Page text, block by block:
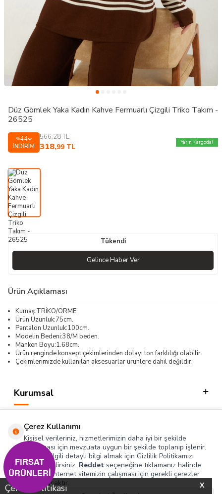
X
Çerez Politikası
Düz Gömlek Yaka Kadın Kahve Fermuarlı Çizgili Triko Takım -
26525
%44
İNDIRIM
566,28TL
318,99 TL
Yarın Kargoda!
Tükendi
Gelince Haber Ver
Ürün Açıklaması
Kumaş:TRİKO/ÖRME
Ürün Uzunluk:75cm.
Pantalon Uzunluk:100cm.
Modelin Bedeni:38/M beden.
Manken Boyu:1.68cm.
Ürün renginde konsept çekimlerinden dolayı ton farklılığı olabilir.
Çekimlerimizde kullanılan aksesuarlar ürünlere dahil değildir.
Kurumsal
Hızlı Erişim
Sosyal
Adres & İletişim
Çerez Kullanımı
Kişisel verileriniz, hizmetlerimizin daha iyi bir şekilde
sunulması için mevzuata uygun bir şekilde toplanıp işlenir.
Konuyla ilgili detaylı bilgi almak için Gizlilik Politikamızı
inceleyebilirsiniz. Reddet seçeneğine tıklamanız halinde
yalnızca internet sitemizin çalışması için gerekli çerezler
kullanılacaktır.
FIRSAT
ÜRÜNLERİ